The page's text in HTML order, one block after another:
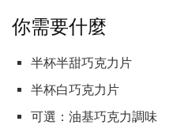
你需要什麼
半杯半甜巧克力片
半杯白巧克力片
可選：油基巧克力調味